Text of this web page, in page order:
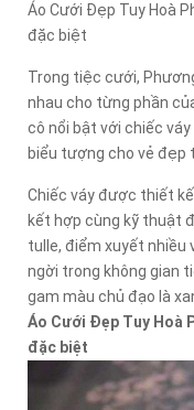
Áo Cưới Đẹp Tuy Hoà
đặc biệt
Trong tiệc cưới,
nhau cho từng phần
cô nổi bật với chiếc
biểu tượng cho vẻ đẹp
Chiếc váy được thiết
kết hợp cùng kỹ thuật
tulle, điểm xuyết nhiều
ngời trong không gian
gam màu chủ đạo là
Áo Cưới Đẹp Tuy Hoà
đặc biệt